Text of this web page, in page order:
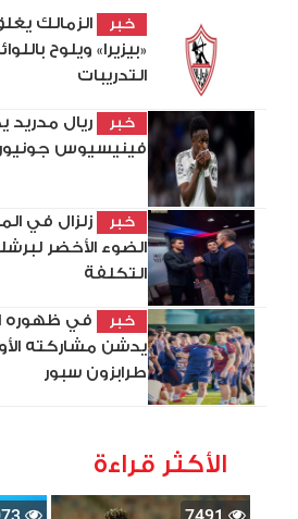
خبر
الزمالك
«بيزيرا» ويلوح
التدريبات
خبر
ريال
فينيسيوس جونيور
خبر
زلزال في
الضوء الأخضر
التكلفة
خبر
في ظهوره
يدشن مشاركته
طرابزون سبور
الأكثر قراءة